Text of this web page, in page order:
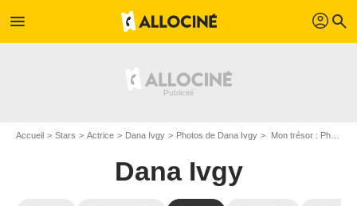
menu profil search
Accueil Stars Actrice Dana Ivgy Photos de Dana Ivgy Mon trésor : Photo Keren Yedaya, Dana Ivgy
Dana Ivgy